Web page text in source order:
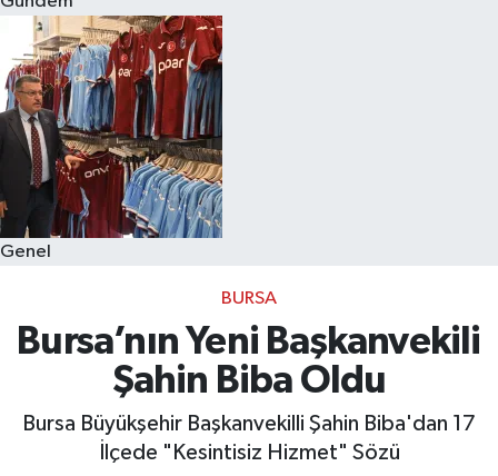
Genel
BURSA
Bursa’nın Yeni Başkanvekili
Şahin Biba Oldu
Bursa Büyükşehir Başkanvekilli Şahin Biba'dan 17
İlçede "Kesintisiz Hizmet" Sözü
Eğitim
Sağlık
Dünya
Magazin
Kültür & Sanat
Teknoloji
Bilim